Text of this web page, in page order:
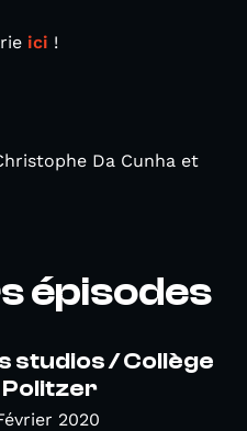
ici !
Da Cunha et
épisodes
studios / Collège
2020